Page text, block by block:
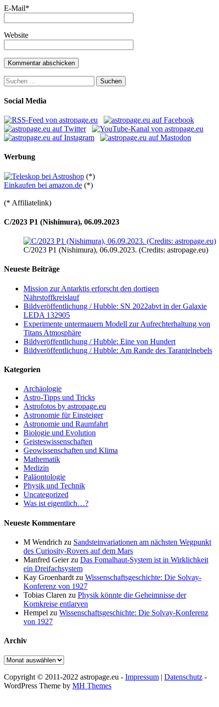
E-Mail*
Website
Suchen
nach:
Social Media
Werbung
(*)
Einkaufen bei amazon.de (*)
(* Affiliatelink)
C/2023 P1 (Nishimura), 06.09.2023
C/2023 P1 (Nishimura), 06.09.2023. (Credits: astropage.eu)
Neueste Beiträge
Mission zur Antarktis erforscht den dortigen
Nährstoffkreislauf
Bildveröffentlichung / Hubble: SN 2022abvt in der Galaxie
LEDA 132905
Experimente untermauern Modell zur Aufrechterhaltung von
Titans Atmosphäre
Bildveröffentlichung / Hubble: Eine von Hundert
Bildveröffentlichung / Hubble: Am Rande des Tarantelnebels
Kategorien
Archäologie
Astro-Tipps und Tricks
Astrofotos by astropage.eu
Astronomie für Einsteiger
Astronomie und Raumfahrt
Biologie und Evolution
Geisteswissenschaften
Geowissenschaften und Klima
Mathematik
Medizin
Paläontologie
Physik und Technik
Uncategorized
Was ist eigentlich…?
Neueste Kommentare
M Wendrich zu Sandsteinvariationen am nächsten Wegpunkt
des Curiosity-Rovers auf dem Mars
Manfred Geierzu Das Fomalhaut-System ist in Wirklichkeit
ein Dreifachsystem
Kay Groenhardt zu Wissenschaftsgeschichte: Die Solvay-
Konferenz von 1927
Tobias Claren zu Physik könnte die Geheimnisse der
Kornkreise entlarven
Hempel zu Wissenschaftsgeschichte: Die Solvay-Konferenz
von 1927
Archiv
Archiv
Copyright © 2011-2022 astropage.eu - Impressum | Datenschutz -
WordPress Theme by MH Themes